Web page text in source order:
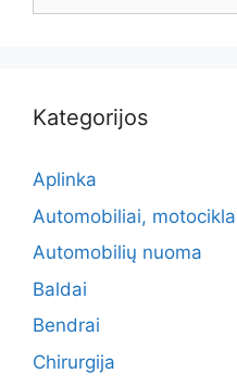
Kategorijos
Aplinka
Automobiliai,
Automobilių nuoma
Baldai
Bendrai
Chirurgija